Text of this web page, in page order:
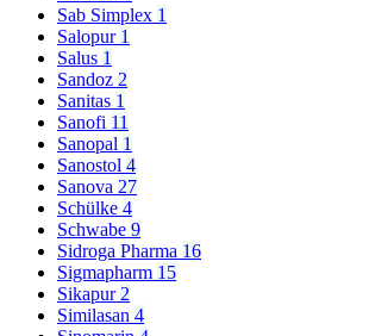
Sab Simplex 1
Salopur 1
Salus 1
Sandoz 2
Sanitas 1
Sanofi 11
Sanopal 1
Sanostol 4
Sanova 27
Schülke 4
Schwabe 9
Sidroga Pharma 16
Sigmapharm 15
Sikapur 2
Similasan 4